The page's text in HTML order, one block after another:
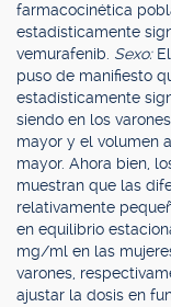
farmacocinética
estadísticamente
vemurafenib. Sexo:
puso de manifiesto
estadísticamente
siendo en los
mayor y el volumen
mayor. Ahora bien,
muestran que las
relativamente
en equilibrio
mg/ml en las
varones,
ajustar la dosis en